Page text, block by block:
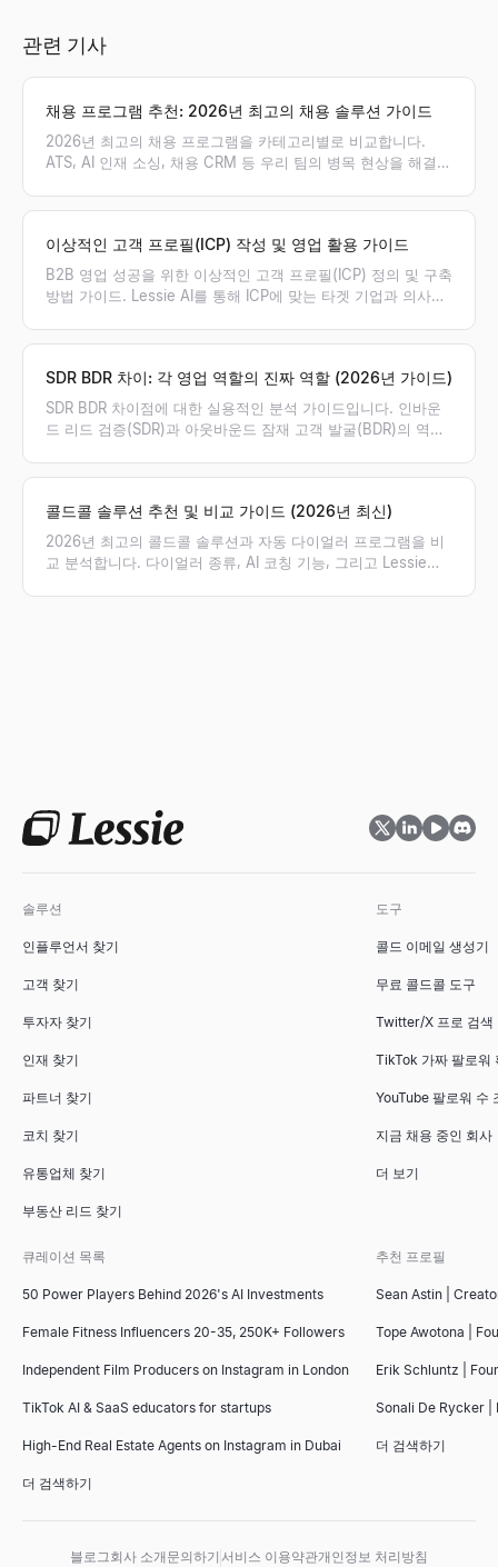
관련 기사
채용 프로그램 추천: 2026년 최고의 채용 솔루션 가이드
2026년 최고의 채용 프로그램을 카테고리별로 비교합니다.
ATS, AI 인재 소싱, 채용 CRM 등 우리 팀의 병목 현상을 해결할
이상적인 고객 프로필(ICP) 작성 및 영업 활용 가이드
B2B 영업 성공을 위한 이상적인 고객 프로필(ICP) 정의 및 구축
방법 가이드. Lessie AI를 통해 ICP에 맞는 타겟 기업과 의사결
SDR BDR 차이: 각 영업 역할의 진짜 역할 (2026년 가이드)
SDR BDR 차이점에 대한 실용적인 분석 가이드입니다. 인바운
드 리드 검증(SDR)과 아웃바운드 잠재 고객 발굴(BDR)의 역할,
콜드콜 솔루션 추천 및 비교 가이드 (2026년 최신)
2026년 최고의 콜드콜 솔루션과 자동 다이얼러 프로그램을 비
교 분석합니다. 다이얼러 종류, AI 코칭 기능, 그리고 Lessie를
솔루션
인플루언서 찾기
고객 찾기
투자자 찾기
인재 찾기
파트너 찾기
코치 찾기
유통업체 찾기
부동산 리드 찾기
도구
콜드 이메일 생성기
무료 콜드콜 도구
Twitter/X 프로 검색
TikTok 가짜 팔로워
YouTube 팔로워 수
지금 채용 중인 회사
더 보기
큐레이션 목록
50 Power Players Behind 2026's AI Investments
Female Fitness Influencers 20-35, 250K+ Followers
Independent Film Producers on Instagram in London
TikTok AI & SaaS educators for startups
High-End Real Estate Agents on Instagram in Dubai
더 검색하기
추천 프로필
Sean Astin |
Tope Awotona |
Erik Schluntz |
Sonali De Rycker |
더 검색하기
블로그회사 소개문의하기 서비스 이용약관개인정보 처리방침